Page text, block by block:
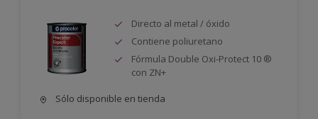
Directo al metal / óxido
Contiene poliuretano
Fórmula Double Oxi-Protect 10 ®
con ZN+
Sólo disponible en tienda